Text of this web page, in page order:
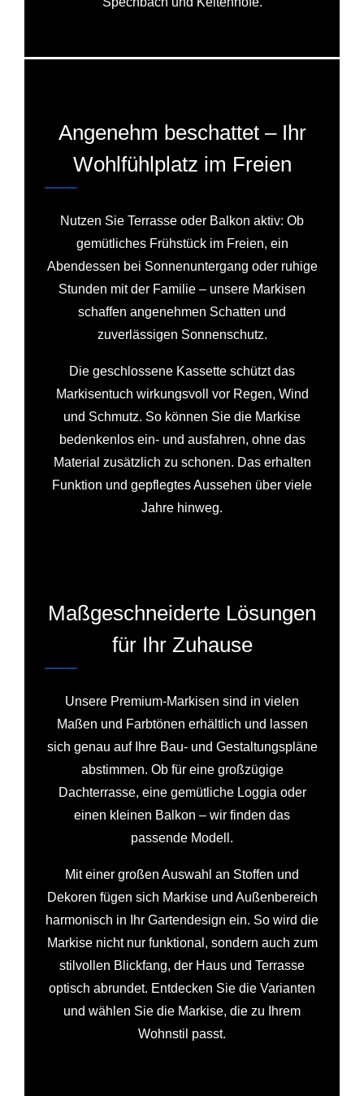
Angenehm beschattet – Ihr
Wohlfühlplatz im Freien
Nutzen Sie Terrasse oder Balkon aktiv: Ob
gemütliches Frühstück im Freien, ein
Abendessen bei Sonnenuntergang oder ruhige
Stunden mit der Familie – unsere Markisen
schaffen angenehmen Schatten und
zuverlässigen Sonnenschutz.
Die geschlossene Kassette schützt das
Markisentuch wirkungsvoll vor Regen, Wind
und Schmutz. So können Sie die Markise
bedenkenlos ein- und ausfahren, ohne das
Material zusätzlich zu schonen. Das erhalten
Funktion und gepflegtes Aussehen über viele
Jahre hinweg.
Maßgeschneiderte Lösungen
für Ihr Zuhause
Unsere Premium-Markisen sind in vielen
Maßen und Farbtönen erhältlich und lassen
sich genau auf Ihre Bau- und Gestaltungspläne
abstimmen. Ob für eine großzügige
Dachterrasse, eine gemütliche Loggia oder
einen kleinen Balkon – wir finden das
passende Modell.
Mit einer großen Auswahl an Stoffen und
Dekoren fügen sich Markise und Außenbereich
harmonisch in Ihr Gartendesign ein. So wird die
Markise nicht nur funktional, sondern auch zum
stilvollen Blickfang, der Haus und Terrasse
optisch abrundet. Entdecken Sie die Varianten
und wählen Sie die Markise, die zu Ihrem
Wohnstil passt.